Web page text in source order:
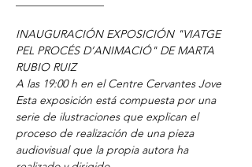
INAUGURACIÓN EXPOSICIÓN "VIATGE
PEL PROCÉS D’ANIMACIÓ" DE MARTA
RUBIO RUIZ
A las 19:00 h en el Centre Cervantes Jove
Esta exposición está compuesta por una
serie de ilustraciones que explican el
proceso de realización de una pieza
audiovisual que la propia autora ha